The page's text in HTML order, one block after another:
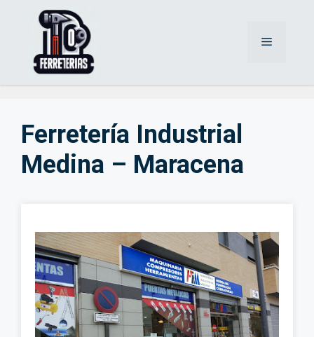
Menú
Ferretería Industrial
Medina – Maracena